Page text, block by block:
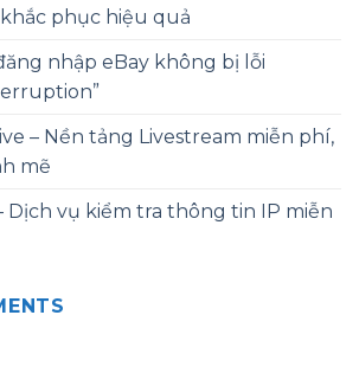
phục hiệu quả
nhập eBay không bị lỗi
– Nền tảng Livestream miễn phí,
mẽ
Dịch vụ kiểm tra thông tin IP miễn